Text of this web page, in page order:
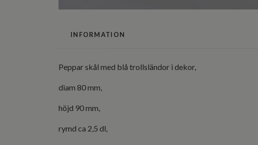
INFORMATION
Peppar skål med blå trollsländor i dekor,
diam 80 mm,
höjd 90 mm,
rymd ca 2,5 dl,